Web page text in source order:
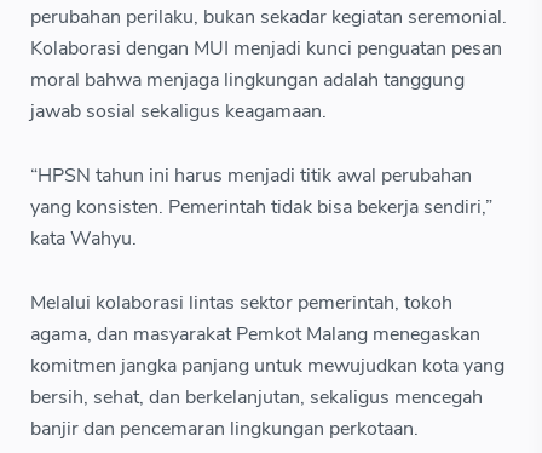
perubahan perilaku, bukan sekadar kegiatan seremonial.
Kolaborasi dengan MUI menjadi kunci penguatan pesan
moral bahwa menjaga lingkungan adalah tanggung
jawab sosial sekaligus keagamaan.
“HPSN tahun ini harus menjadi titik awal perubahan
yang konsisten. Pemerintah tidak bisa bekerja sendiri,”
kata Wahyu.
Melalui kolaborasi lintas sektor pemerintah, tokoh
agama, dan masyarakat Pemkot Malang menegaskan
komitmen jangka panjang untuk mewujudkan kota yang
bersih, sehat, dan berkelanjutan, sekaligus mencegah
banjir dan pencemaran lingkungan perkotaan.